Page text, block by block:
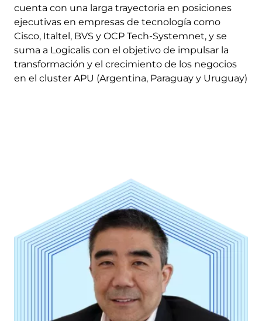
cuenta con una larga trayectoria en posiciones
ejecutivas en empresas de tecnología como
Cisco, Italtel, BVS y OCP Tech-Systemnet, y se
suma a Logicalis con el objetivo de impulsar la
transformación y el crecimiento de los negocios
en el cluster APU (Argentina, Paraguay y Uruguay)